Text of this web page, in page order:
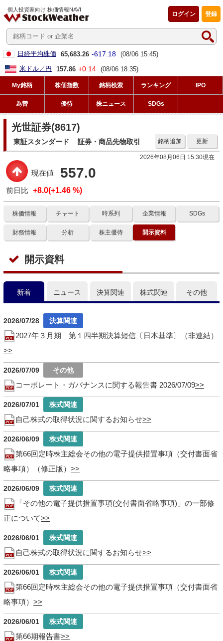
個人投資家向け 株価情報NAVI
登録
ログイン
日経平均株価 65,683.26 -617.18 (08/06 15:45)
米ドル／円
157.86 +0.14 (08/06 18:35)
My銘柄 株価指数 銘柄検索 ランキング IPO
為替 優待 株ニュース SDGs
光世証券(8617)
東証スタンダード 証券・商品先物取引 更新
銘柄追加
2026年08月06日 15:30現在
現在値 557.0
前日比 +8.0(+1.46 %)
株価情報 チャート 時系列 企業情報 SDGs
財務情報 分析 株主優待 開示資料
開示資料
新着 ニュース 決算関連 株式関連 その他
2026/07/28
2027年３月期 第１四半期決算短信〔日本基準〕（非連結）
2026/07/09
コーポレート・ガバナンスに関する報告書 2026/07/09
2026/07/01
自己株式の取得状況に関するお知らせ
2026/06/09
第66回定時株主総会その他の電子提供措置事項（交付書面省
略事項）（修正版）
2026/06/09
「その他の電子提供措置事項(交付書面省略事項)」の一部修
正について
2026/06/01
自己株式の取得状況に関するお知らせ
2026/06/01
第66回定時株主総会その他の電子提供措置事項（交付書面省
略事項）
2026/06/01
第66期報告書